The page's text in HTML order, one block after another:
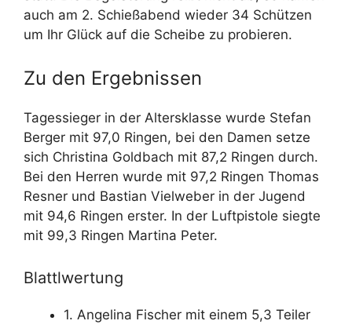
auch am 2. Schießabend wieder 34 Schützen
um Ihr Glück auf die Scheibe zu probieren.
Zu den Ergebnissen
Tagessieger in der Altersklasse wurde Stefan
Berger mit 97,0 Ringen, bei den Damen setze
sich Christina Goldbach mit 87,2 Ringen durch.
Bei den Herren wurde mit 97,2 Ringen Thomas
Resner und Bastian Vielweber in der Jugend
mit 94,6 Ringen erster. In der Luftpistole siegte
mit 99,3 Ringen Martina Peter.
Blattlwertung
1. Angelina Fischer mit einem 5,3 Teiler